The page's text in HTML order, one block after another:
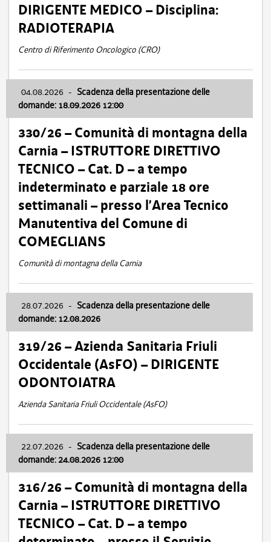
DIRIGENTE MEDICO – Disciplina:
RADIOTERAPIA
Centro di Riferimento Oncologico (CRO)
04.08.2026 - Scadenza della presentazione delle
domande: 18.09.2026 12:00
330/26 – Comunità di montagna della
Carnia – ISTRUTTORE DIRETTIVO
TECNICO – Cat. D – a tempo
indeterminato e parziale 18 ore
settimanali – presso l’Area Tecnico
Manutentiva del Comune di
COMEGLIANS
Comunità di montagna della Carnia
28.07.2026 - Scadenza della presentazione delle
domande: 12.08.2026
319/26 – Azienda Sanitaria Friuli
Occidentale (AsFO) – DIRIGENTE
ODONTOIATRA
Azienda Sanitaria Friuli Occidentale (AsFO)
22.07.2026 - Scadenza della presentazione delle
domande: 24.08.2026 12:00
316/26 – Comunità di montagna della
Carnia – ISTRUTTORE DIRETTIVO
TECNICO – Cat. D – a tempo